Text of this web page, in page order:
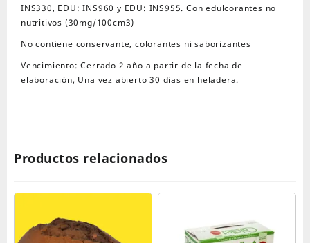
INS330, EDU: INS960 y EDU: INS955. Con edulcorantes no
nutritivos (30mg/100cm3)
No contiene conservante, colorantes ni saborizantes
Vencimiento: Cerrado 2 año a partir de la fecha de
elaboración, Una vez abierto 30 dias en heladera.
Productos relacionados